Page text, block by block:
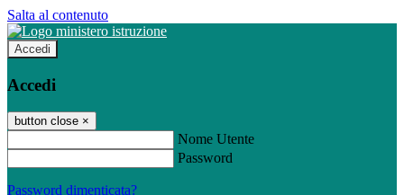
Salta al contenuto
Accedi
Accedi
button close ×
Nome Utente
Password
Password dimenticata?